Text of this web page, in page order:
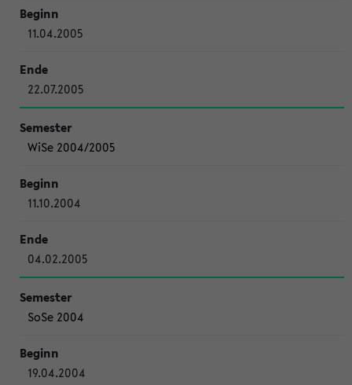
11.04.2005
22.07.2005
WiSe 2004/2005
11.10.2004
04.02.2005
SoSe 2004
19.04.2004